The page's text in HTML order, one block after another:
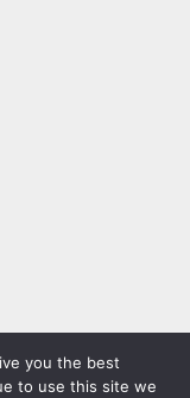
you the best
to use this site we